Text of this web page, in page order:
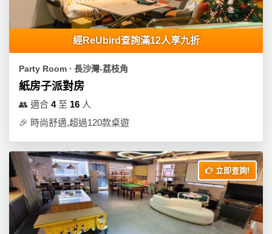
經ReUbird查詢滿12人享九折
Party Room ∙ 長沙灣-荔枝角
紙房子派對房
👥 適合 4至 16 人
🎉 時尚舒適,超過120款桌遊
立即查詢!